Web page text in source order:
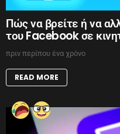
Πώς να βρείτε ή να
του Facebook σε
πριν περίπου ένα χρόνο
READ MORE